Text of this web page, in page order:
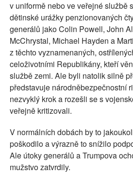
v uniformě nebo ve veřejné službě
dětinské urážky penzionovaných
generálů jako Colin Powell, John
McChrystal, Michael Hayden a
z těchto vyznamenaných,
celoživotními Republikány, kteří
službě zemi. Ale byli natolik silně
představuje národněbezpečnostní
nezvyklý krok a rozešli se s
veřejně kritizovali.
V normálních dobách by to
poškodilo a výrazně to snížilo
Ale útoky generálů a Trumpova
mužstvo zatvrdily.